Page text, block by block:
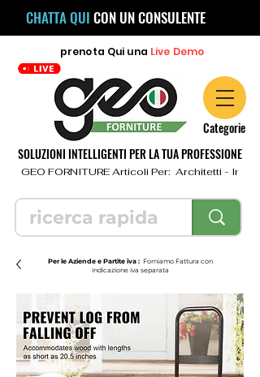
CHATTA QUI CON UN CONSULENTE
prenota Qui una Live Demo
Categorie
SOLUZIONI INTELLIGENTI PER LA TUA PROFESSIONE
GEO FORNITURE Articoli Per:  Architetti -
Per le Aziende e Partite iva : Forniamo Fattura con
indicazione iva separata